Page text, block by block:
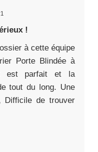
!
à cette équipe
Porte Blindée à
est parfait et la
tout du long. Une
Difficile de trouver